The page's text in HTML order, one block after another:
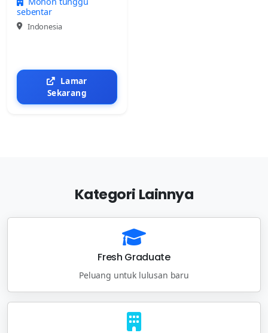
sebentar
Indonesia
Lamar
Sekarang
Kategori Lainnya
Fresh Graduate
Peluang untuk lulusan baru